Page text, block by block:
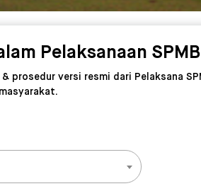
Pelaksanaan SPMB
prosedur versi resmi dari Pelaksana